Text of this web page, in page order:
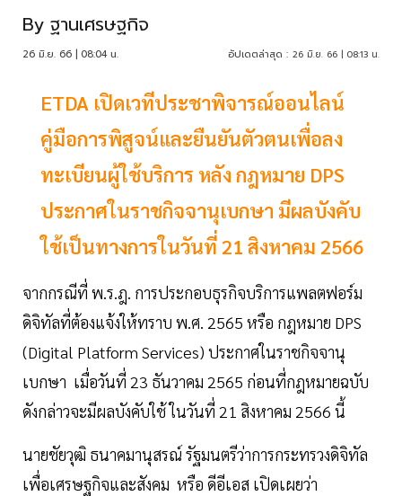
By ฐานเศรษฐกิจ
26 มิ.ย. 66 | 08:04 น. อัปเดตล่าสุด : 26 มิ.ย. 66 | 08:13 น.
ETDA เปิดเวทีประชาพิจารณ์ออนไลน์
คู่มือการพิสูจน์และยืนยันตัวตนเพื่อลง
ทะเบียนผู้ใช้บริการ หลัง กฎหมาย DPS
ประกาศในราชกิจจานุเบกษา มีผลบังคับ
ใช้เป็นทางการในวันที่ 21 สิงหาคม 2566
จากกรณีที่ พ.ร.ฎ. การประกอบธุรกิจบริการแพลตฟอร์ม
ดิจิทัลที่ต้องแจ้งให้ทราบ พ.ศ. 2565 หรือ กฎหมาย DPS
(Digital Platform Services) ประกาศในราชกิจจานุ
เบกษา เมื่อวันที่ 23 ธันวาคม 2565 ก่อนที่กฎหมายฉบับ
ดังกล่าวจะมีผลบังคับใช้ ในวันที่ 21 สิงหาคม 2566 นี้
นายชัยวุฒิ ธนาคมานุสรณ์ รัฐมนตรีว่าการกระทรวงดิจิทัล
เพื่อเศรษฐกิจและสังคม หรือ ดีอีเอส เปิดเผยว่า